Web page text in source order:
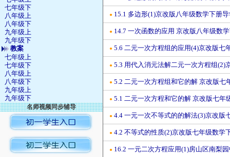
七年级下
八年级上
八年级下
九年级上
九年级下
教案
七年级上
七年级下
八年级上
八年级下
九年级上
九年级下
名师视频同步辅导
● 15.1 多边形(1)京改版八年级数学下册
● 14.7 一次函数的应用 京改版八年级数
● 5.6 二元一次方程组的应用(4)京改版七
● 5.3 用代入消元法解二元一次方程组(2)
● 5.2 二元一次方程组和它的解 京改版七
● 5.1 二元一次方程和它的解 京改版七年
● 4.4 一元一次不等式的的解法(3)京改版
● 4.2 不等式的性质(2)京改版七年级数学
● 16.2 一元二次方程应用(1)房山区南梨